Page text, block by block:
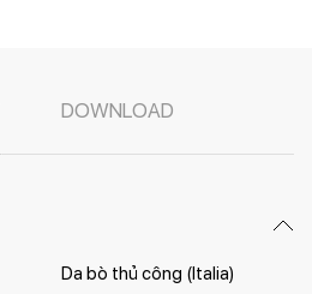
DOWNLOAD
Da bò thủ công (Italia)